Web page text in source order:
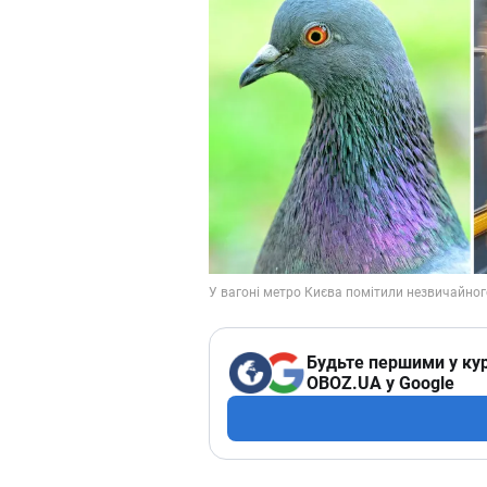
Будьте першими у
OBOZ.UA у Google